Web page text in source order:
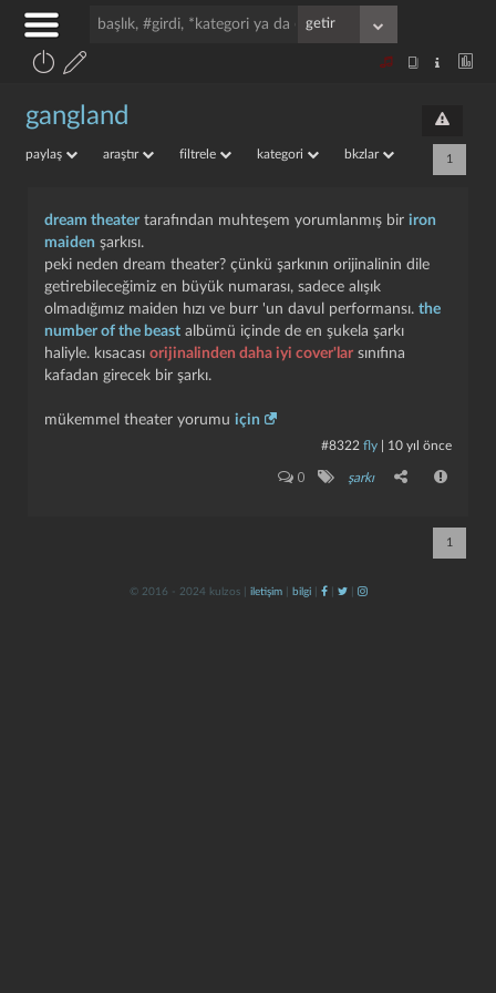
gangland
paylaş araştır filtrele kategori bkzlar 1
dream theater tarafından muhteşem yorumlanmış bir iron
maiden şarkısı.
peki neden dream theater? çünkü şarkının orijinalinin dile
getirebileceğimiz en büyük numarası, sadece alışık
olmadığımız maiden hızı ve burr 'un davul performansı. the
number of the beast albümü içinde de en şukela şarkı
haliyle. kısacası orijinalinden daha iyi cover'lar sınıfına
kafadan girecek bir şarkı.
mükemmel theater yorumu için
#8322 fly 10 yıl önce
0 şarkı
1
© 2016 - 2024 kulzos | iletişim| bilgi| | |